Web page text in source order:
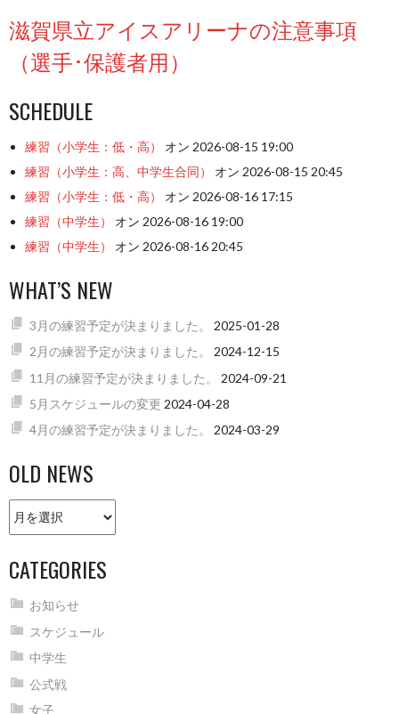
滋賀県立アイスアリーナの注意事項
（選手･保護者用）
SCHEDULE
練習（小学生：低・高）
オン 2026-08-15 19:00
練習（小学生：高、中学生合同）
オン 2026-08-15 20:45
練習（小学生：低・高）
オン 2026-08-16 17:15
練習（中学生）
オン 2026-08-16 19:00
練習（中学生）
オン 2026-08-16 20:45
WHAT’S NEW
3月の練習予定が決まりました。
2025-01-28
2月の練習予定が決まりました。
2024-12-15
11月の練習予定が決まりました。
2024-09-21
5月スケジュールの変更 2024-04-28
4月の練習予定が決まりました。
2024-03-29
OLD NEWS
Old
news
CATEGORIES
お知らせ
スケジュール
中学生
公式戦
女子